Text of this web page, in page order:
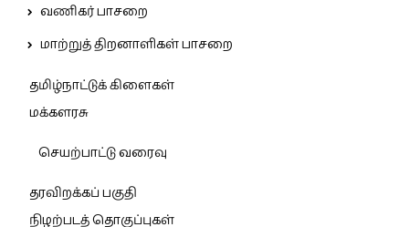
வணிகர் பாசறை
மாற்றுத் திறனாளிகள் பாசறை
தமிழ்நாட்டுக் கிளைகள்
மக்களரசு
செயற்பாட்டு வரைவு
தரவிறக்கப் பகுதி
நிழற்படத் தொகுப்புகள்